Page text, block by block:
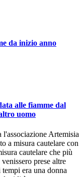
da inizio anno
alle fiamme dal
uomo
l'associazione Artemisia
a misura cautelare con
cautelare che più
prese altre
era una donna